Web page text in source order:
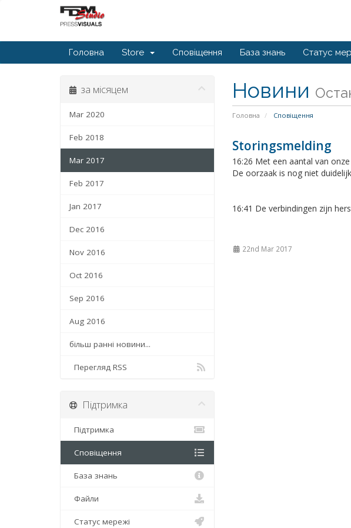
Головна Store Сповіщення База знань Статус
Новини
Головна Сповіщення
за місяцем
Mar 2020
Feb 2018
Mar 2017
Feb 2017
Jan 2017
Dec 2016
Nov 2016
Oct 2016
Sep 2016
Aug 2016
більш ранні новини...
Перегляд RSS
Storingsmelding
16:26 Met een aantal van
De oorzaak is nog niet
16:41 De verbindingen zijn
22nd Mar 2017
Підтримка
Підтримка
Сповіщення
База знань
Файли
Статус мережі